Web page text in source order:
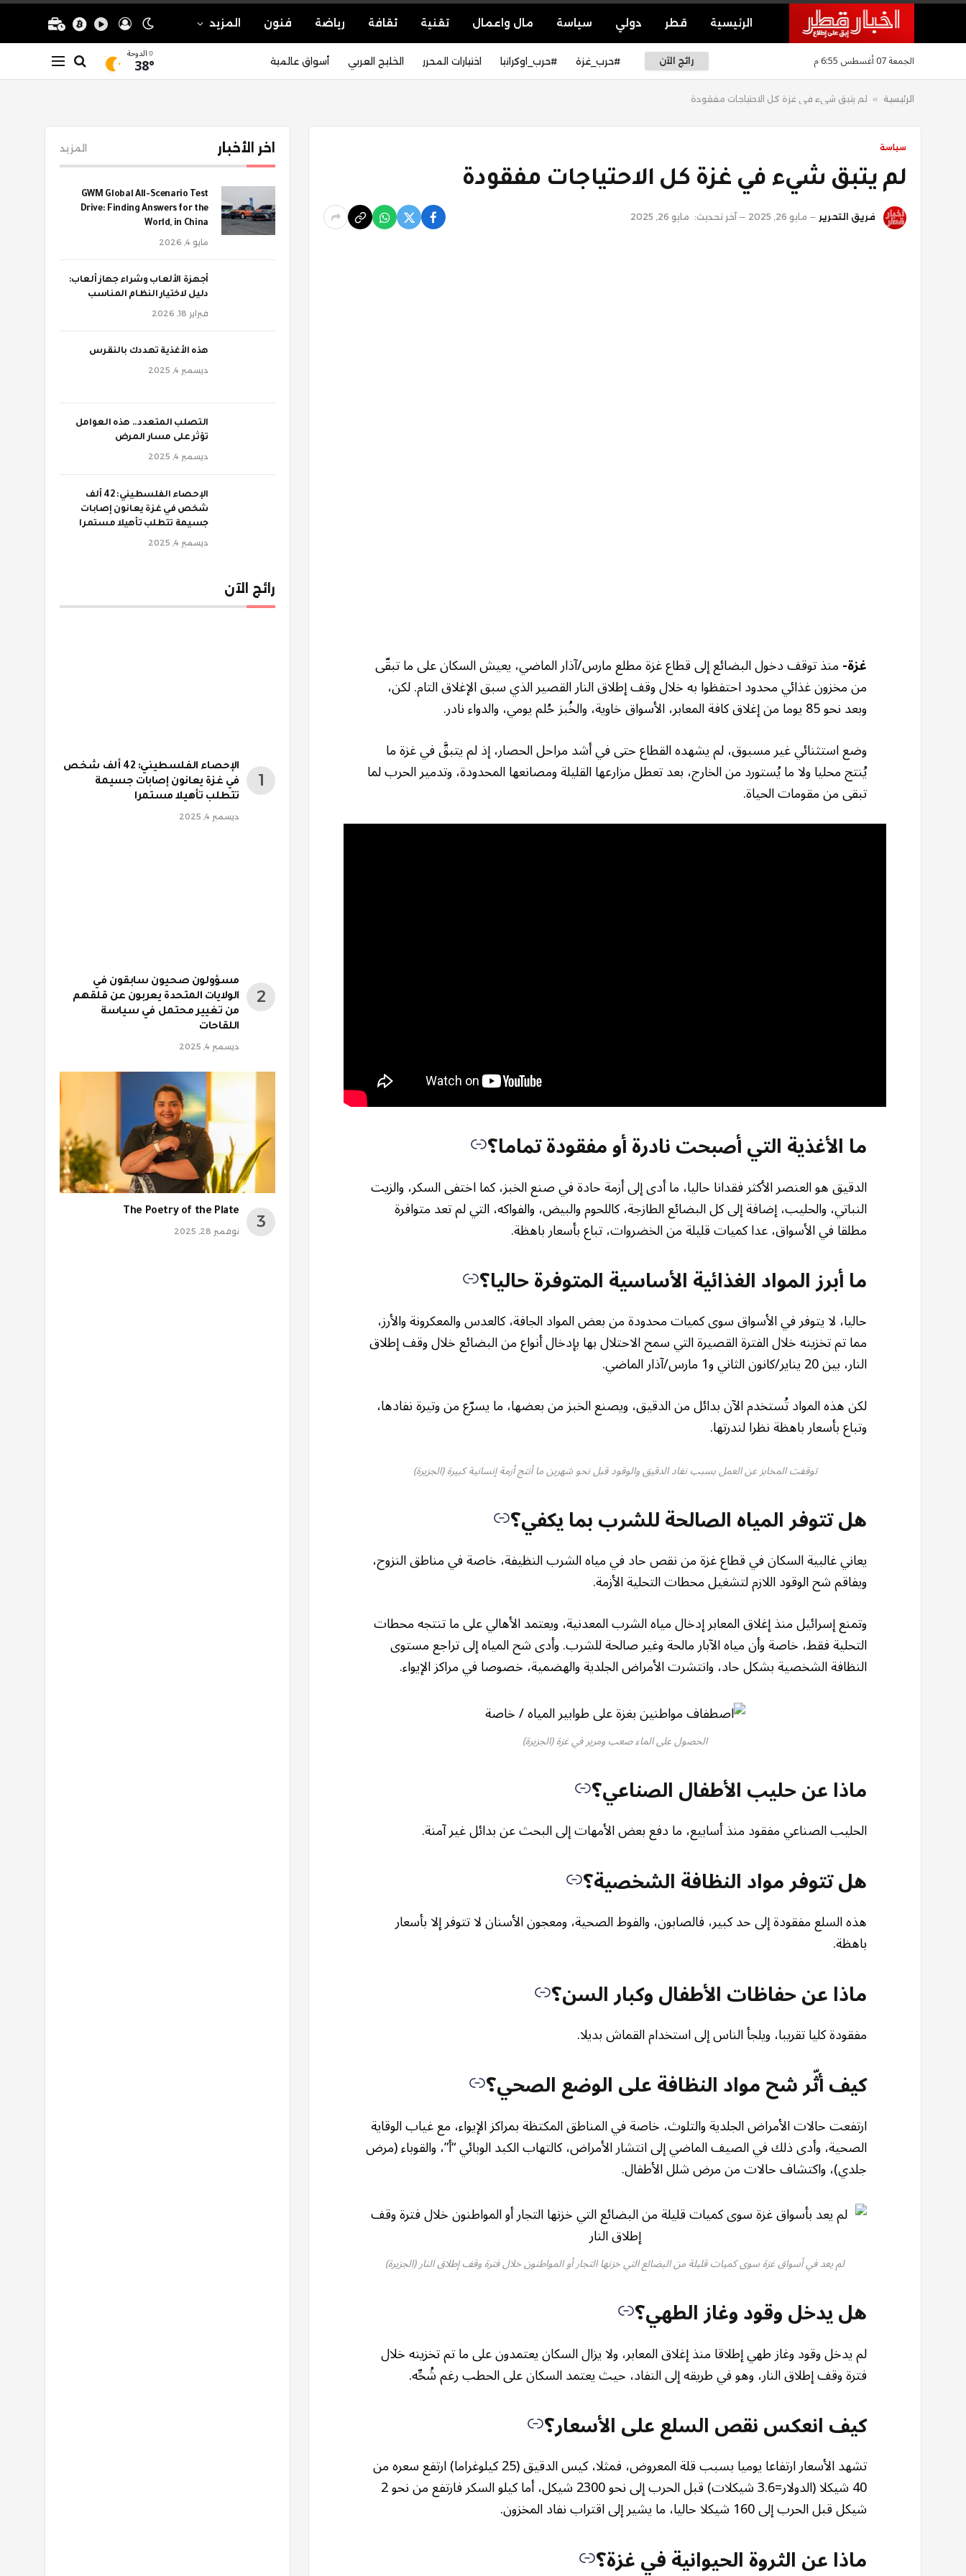
الرئيسية قطر دولي سياسة مال واعمال تقنية ثقافة رياضة فنون المزيد
الجمعة 07 أغسطس 6:55 م رائج الآن #حرب_غزة #حرب_اوكرانيا اختيارات المحرر الخليج العربي أسواق عالمية الدوحة
38°
الرئيسية » لم يتبق شيء في غزة كل الاحتياجات مفقودة
سياسة
لم يتبق شيء في غزة كل الاحتياجات مفقودة
فريق التحرير مايو 26, 2025 آخر تحديث: مايو 26, 2025
غزة-منذ توقف دخول البضائع إلى قطاع غزة مطلع مارس/آذار الماضي، يعيش السكان على ما تبقّى
من مخزون غذائي محدود احتفظوا به خلال وقف إطلاق النار القصير الذي سبق الإغلاق التام. لكن،
وبعد نحو 85 يوما من إغلاق كافة المعابر، الأسواق خاوية، والخُبز حُلم يومي، والدواء نادر.
وضع استثنائي غير مسبوق، لم يشهده القطاع حتى في أشد مراحل الحصار، إذ لم يتبقَّ في غزة ما
يُنتج محليا ولا ما يُستورد من الخارج، بعد تعطل مزارعها القليلة ومصانعها المحدودة، وتدمير الحرب لما
تبقى من مقومات الحياة.
ما الأغذية التي أصبحت نادرة أو مفقودة تماما؟
الدقيق هو العنصر الأكثر فقدانا حاليا، ما أدى إلى أزمة حادة في صنع الخبز، كما اختفى السكر، والزيت
النباتي، والحليب، إضافة إلى كل البضائع الطازجة، كاللحوم والبيض، والفواكه، التي لم تعد متوافرة
مطلقا في الأسواق، عدا كميات قليلة من الخضروات، تباع بأسعار باهظة.
ما أبرز المواد الغذائية الأساسية المتوفرة حاليا؟
حاليا، لا يتوفر في الأسواق سوى كميات محدودة من بعض المواد الجافة، كالعدس والمعكرونة والأرز،
مما تم تخزينه خلال الفترة القصيرة التي سمح الاحتلال بها بإدخال أنواع من البضائع خلال وقف إطلاق
النار، بين 20 يناير/كانون الثاني و1 مارس/آذار الماضي.
لكن هذه المواد تُستخدم الآن بدائل من الدقيق، ويصنع الخبز من بعضها، ما يسرّع من وتيرة نفادها،
وتباع بأسعار باهظة نظرا لندرتها.
توقفت المخابز عن العمل بسبب نفاد الدقيق والوقود قبل نحو شهرين ما أنتج أزمة إنسانية كبيرة (الجزيرة)
هل تتوفر المياه الصالحة للشرب بما يكفي؟
يعاني غالبية السكان في قطاع غزة من نقص حاد في مياه الشرب النظيفة، خاصة في مناطق النزوح،
ويفاقم شح الوقود اللازم لتشغيل محطات التحلية الأزمة.
وتمنع إسرائيل منذ إغلاق المعابر إدخال مياه الشرب المعدنية، ويعتمد الأهالي على ما تنتجه محطات
التحلية فقط، خاصة وأن مياه الآبار مالحة وغير صالحة للشرب. وأدى شح المياه إلى تراجع مستوى
النظافة الشخصية بشكل حاد، وانتشرت الأمراض الجلدية والهضمية، خصوصا في مراكز الإيواء.
الحصول على الماء صعب ومرير في غزة (الجزيرة)
ماذا عن حليب الأطفال الصناعي؟
الحليب الصناعي مفقود منذ أسابيع، ما دفع بعض الأمهات إلى البحث عن بدائل غير آمنة.
هل تتوفر مواد النظافة الشخصية؟
هذه السلع مفقودة إلى حد كبير، فالصابون، والفوط الصحية، ومعجون الأسنان لا تتوفر إلا بأسعار
باهظة.
ماذا عن حفاظات الأطفال وكبار السن؟
مفقودة كليا تقريبا، ويلجأ الناس إلى استخدام القماش بديلا.
كيف أثّر شح مواد النظافة على الوضع الصحي؟
ارتفعت حالات الأمراض الجلدية والتلوث، خاصة في المناطق المكتظة بمراكز الإيواء، مع غياب الوقاية
الصحية، وأدى ذلك في الصيف الماضي إلى انتشار الأمراض، كالتهاب الكبد الوبائي “أ”، والقوباء (مرض
جلدي)، واكتشاف حالات من مرض شلل الأطفال.
لم يعد في أسواق غزة سوى كميات قليلة من البضائع التي خزنها التجار أو المواطنون خلال فترة وقف إطلاق النار (الجزيرة)
هل يدخل وقود وغاز الطهي؟
لم يدخل وقود وغاز طهي إطلاقا منذ إغلاق المعابر، ولا يزال السكان يعتمدون على ما تم تخزينه خلال
فترة وقف إطلاق النار، وهو في طريقه إلى النفاد، حيث يعتمد السكان على الحطب رغم شُحِّه.
كيف انعكس نقص السلع على الأسعار؟
تشهد الأسعار ارتفاعا يوميا بسبب قلة المعروض، فمثلا، كيس الدقيق (25 كيلوغراما) ارتفع سعره من
40 شيكلا (الدولار=3.6 شيكلات) قبل الحرب إلى نحو 2300 شيكل، أما كيلو السكر فارتفع من نحو 2
شيكل قبل الحرب إلى 160 شيكلا حاليا، ما يشير إلى اقتراب نفاد المخزون.
ماذا عن الثروة الحيوانية في غزة؟
اخر الأخبار المزيد
GWM Global All-Scenario Test
Drive: Finding Answers for the
World, in China
مايو 4, 2026
أجهزة الألعاب وشراء جهاز ألعاب:
دليل لاختيار النظام المناسب
فبراير 18, 2026
‫هذه الأغذية تهددك بالنقرس
ديسمبر 4, 2025
‫التصلب المتعدد.. هذه العوامل
تؤثر على مسار المرض
ديسمبر 4, 2025
الإحصاء الفلسطيني: 42 ألف
شخص في غزة يعانون إصابات
جسيمة تتطلب تأهيلا مستمرا
ديسمبر 4, 2025
رائج الآن
الإحصاء الفلسطيني: 42 ألف شخص
في غزة يعانون إصابات جسيمة
تتطلب تأهيلا مستمرا
ديسمبر 4, 2025
مسؤولون صحيون سابقون في
الولايات المتحدة يعربون عن قلقهم
من تغيير محتمل في سياسة
اللقاحات
ديسمبر 4, 2025
The Poetry of the Plate
نوفمبر 28, 2025